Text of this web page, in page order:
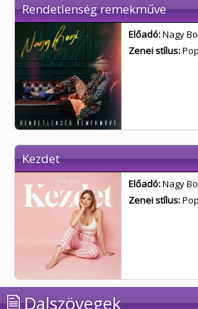
Rendetlenség remekműve
Előadó:Nagy
Zenei stílus:
Kezdet
Előadó:Nagy
Zenei stílus:
Dalszövegek